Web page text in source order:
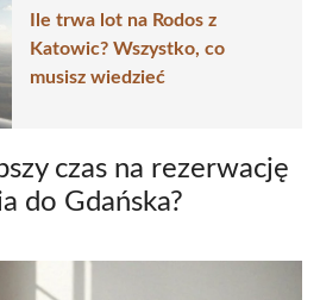
Ile trwa lot na Rodos z
Katowic? Wszystko, co
musisz wiedzieć
czas na rezerwację
do Gdańska?